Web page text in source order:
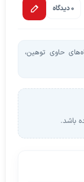
0 دیدگاه
حاوی توهین،
باشد.